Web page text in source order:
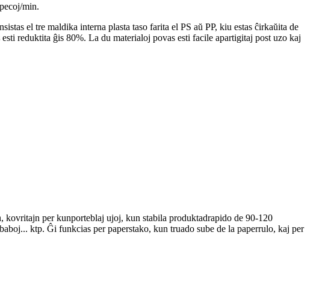
min.
el tre maldika interna plasta taso farita el PS aŭ PP, kiu estas ĉirkaŭita de
reduktita ĝis 80%. La du materialoj povas esti facile apartigitaj post uzo kaj
per kunporteblaj ujoj, kun stabila produktadrapido de 90-120
ktp. Ĝi funkcias per paperstako, kun truado sube de la paperrulo, kaj per